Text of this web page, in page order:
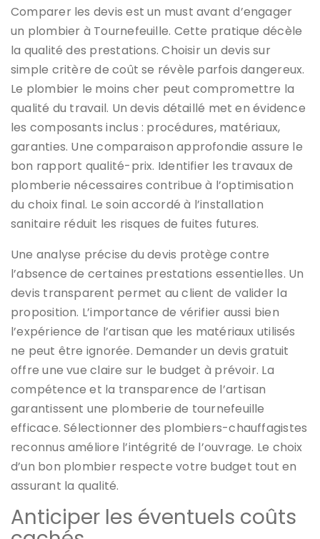
Comparer les devis est un must avant d’engager
un plombier à Tournefeuille. Cette pratique décèle
la qualité des prestations. Choisir un devis sur
simple critère de coût se révèle parfois dangereux.
Le plombier le moins cher peut compromettre la
qualité du travail. Un devis détaillé met en évidence
les composants inclus : procédures, matériaux,
garanties. Une comparaison approfondie assure le
bon rapport qualité-prix. Identifier les travaux de
plomberie nécessaires contribue à l’optimisation
du choix final. Le soin accordé à l’installation
sanitaire réduit les risques de fuites futures.
Une analyse précise du devis protège contre
l’absence de certaines prestations essentielles. Un
devis transparent permet au client de valider la
proposition. L’importance de vérifier aussi bien
l’expérience de l’artisan que les matériaux utilisés
ne peut être ignorée. Demander un devis gratuit
offre une vue claire sur le budget à prévoir. La
compétence et la transparence de l’artisan
garantissent une plomberie de tournefeuille
efficace. Sélectionner des plombiers-chauffagistes
reconnus améliore l’intégrité de l’ouvrage. Le choix
d’un bon plombier respecte votre budget tout en
assurant la qualité.
Anticiper les éventuels coûts